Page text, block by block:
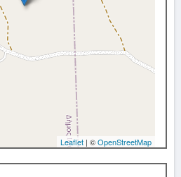
Leaflet | ©OpenStreetMap